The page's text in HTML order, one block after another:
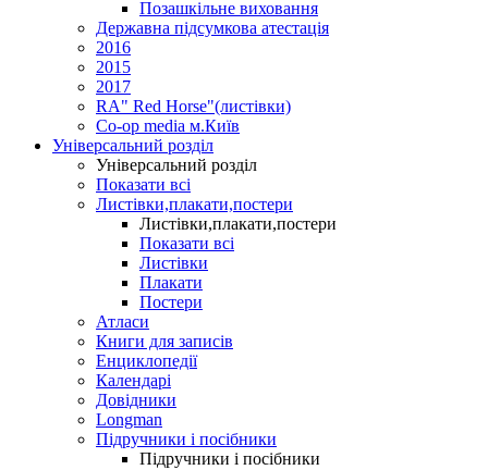
Позашкільне виховання
Державна підсумкова атестація
2016
2015
2017
RA" Red Horse"(листівки)
Co-op media м.Київ
Універсальний розділ
Універсальний розділ
Показати всі
Листівки,плакати,постери
Листівки,плакати,постери
Показати всі
Листівки
Плакати
Постери
Атласи
Книги для записів
Енциклопедії
Календарі
Довідники
Longman
Підручники і посібники
Підручники і посібники